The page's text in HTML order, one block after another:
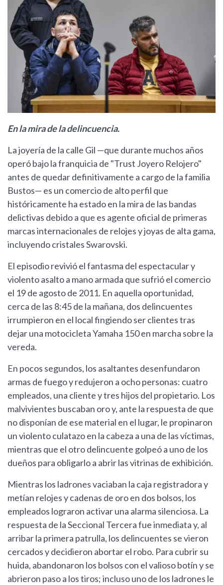
En la mira de la delincuencia.
La joyería de la calle Gil —que durante muchos años
operó bajo la franquicia de "Trust Joyero Relojero"
antes de quedar definitivamente a cargo de la familia
Bustos— es un comercio de alto perfil que
históricamente ha estado en la mira de las bandas
delictivas debido a que es agente oficial de primeras
marcas internacionales de relojes y joyas de alta gama,
incluyendo cristales Swarovski.
El episodio revivió el fantasma del espectacular y
violento asalto a mano armada que sufrió el comercio
el 19 de agosto de 2011. En aquella oportunidad,
cerca de las 8:45 de la mañana, dos delincuentes
irrumpieron en el local fingiendo ser clientes tras
dejar una motocicleta Yamaha 150 en marcha sobre la
vereda.
En pocos segundos, los asaltantes desenfundaron
armas de fuego y redujeron a ocho personas: cuatro
empleados, una cliente y tres hijos del propietario. Los
malvivientes buscaban oro y, ante la respuesta de que
no disponían de ese material en el lugar, le propinaron
un violento culatazo en la cabeza a una de las víctimas,
mientras que el otro delincuente golpeó a uno de los
dueños para obligarlo a abrir las vitrinas de exhibición.
Mientras los ladrones vaciaban la caja registradora y
metían relojes y cadenas de oro en dos bolsos, los
empleados lograron activar una alarma silenciosa. La
respuesta de la Seccional Tercera fue inmediata y, al
arribar la primera patrulla, los delincuentes se vieron
cercados y decidieron abortar el robo. Para cubrir su
huida, abandonaron los bolsos con el valioso botín y se
abrieron paso a los tiros; incluso uno de los ladrones le